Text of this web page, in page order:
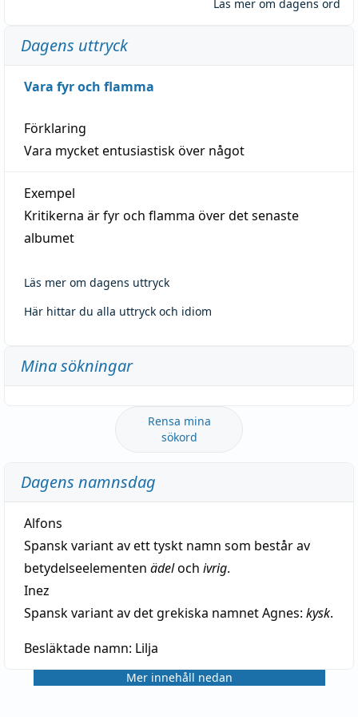
Läs mer om dagens ord
Dagens uttryck
Vara fyr och flamma
Förklaring
Vara mycket entusiastisk över något
Exempel
Kritikerna är fyr och flamma över det senaste
albumet
Läs mer om dagens uttryck
Här hittar du alla uttryck och idiom
Mina sökningar
Rensa mina
sökord
Dagens namnsdag
Alfons
Spansk variant av ett tyskt namn som består av
betydelseelementen ädeloch ivrig.
Inez
Spansk variant av det grekiska namnet Agnes: kysk.
Besläktade namn: Lilja
Mer innehåll nedan